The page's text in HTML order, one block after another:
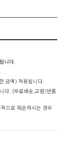
니다.
금액) 적용됩니다.
다. (무료배송,교환/반품
으로 훼손하시는 경우